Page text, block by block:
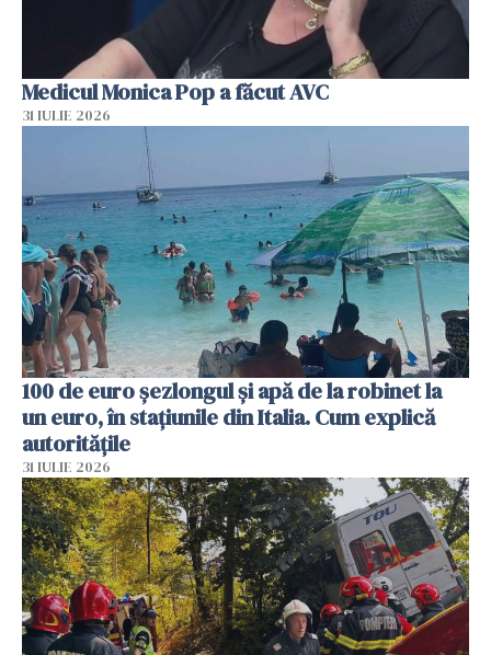
Medicul Monica Pop a făcut AVC
31 IULIE 2026
100 de euro șezlongul și apă de la robinet la
un euro, în stațiunile din Italia. Cum explică
autoritățile
31 IULIE 2026